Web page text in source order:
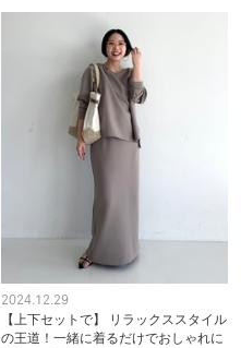
2024.12.29
【上下セットで】 リラックススタイル
の王道！一緒に着るだけでおしゃれに